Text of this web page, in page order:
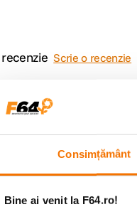
Consimțământ
Bine ai venit la F64.ro!
Scrie o recenzie
0
0
Niciun Pro